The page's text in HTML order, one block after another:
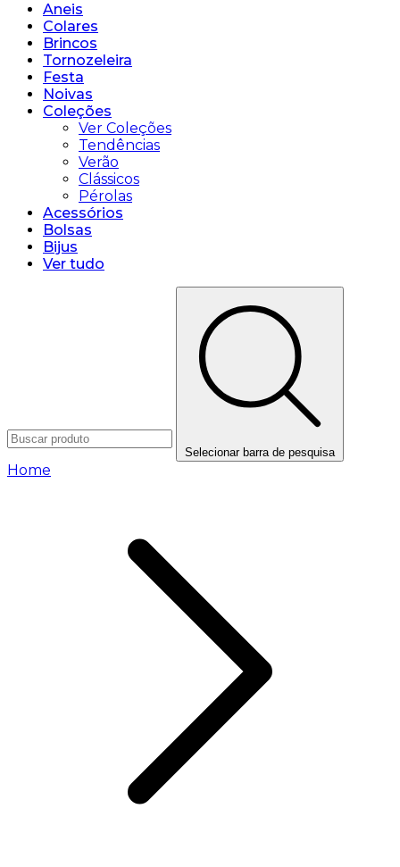
Aneis
Colares
Brincos
Tornozeleira
Festa
Noivas
Coleções
Ver Coleções
Tendências
Verão
Clássicos
Pérolas
Acessórios
Bolsas
Bijus
Ver tudo
Selecionar barra de pesquisa
Home